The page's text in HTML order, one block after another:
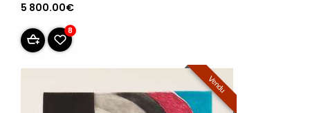
5 800.00€
8
Vendu